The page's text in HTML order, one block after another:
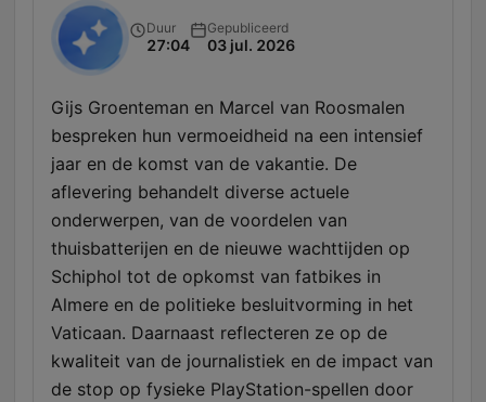
Duur
27:04
Gepubliceerd
03 jul. 2026
Gijs Groenteman en Marcel van Roosmalen
bespreken hun vermoeidheid na een intensief
jaar en de komst van de vakantie. De
aflevering behandelt diverse actuele
onderwerpen, van de voordelen van
thuisbatterijen en de nieuwe wachttijden op
Schiphol tot de opkomst van fatbikes in
Almere en de politieke besluitvorming in het
Vaticaan. Daarnaast reflecteren ze op de
kwaliteit van de journalistiek en de impact van
de stop op fysieke PlayStation-spellen door